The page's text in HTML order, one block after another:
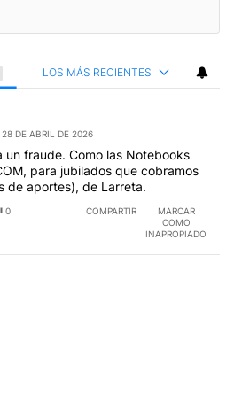
LOS MÁS RECIENTES
28 DE ABRIL DE 2026
un fraude. Como las Notebooks
para jubilados que cobramos
de aportes), de Larreta.
0 COMPARTIR
MARCAR
COMO
INAPROPIADO